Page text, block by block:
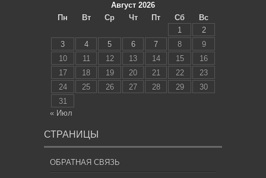
Август 2026
Пн
Вт Ср Чт Пт Сб
Вс
1
2
3
4 5 6 7 8
9
10
11 12 13 14 15
16
17
18 19 20 21 22
23
24
25 26 27 28 29
30
31
« Июл
СТРАНИЦЫ
ОБРАТНАЯ СВЯЗЬ